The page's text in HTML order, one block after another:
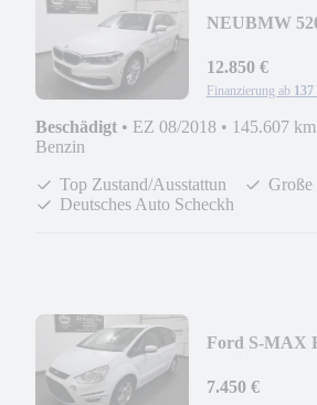
NEUBMW
12.850 €
Finanzierung ab 137
Beschädigt • EZ 08/2018 • 145.607 km
Benzin
Top Zustand/Ausstattun
Große
Deutsches Auto Scheckh
Ford S-MAX
7.450 €